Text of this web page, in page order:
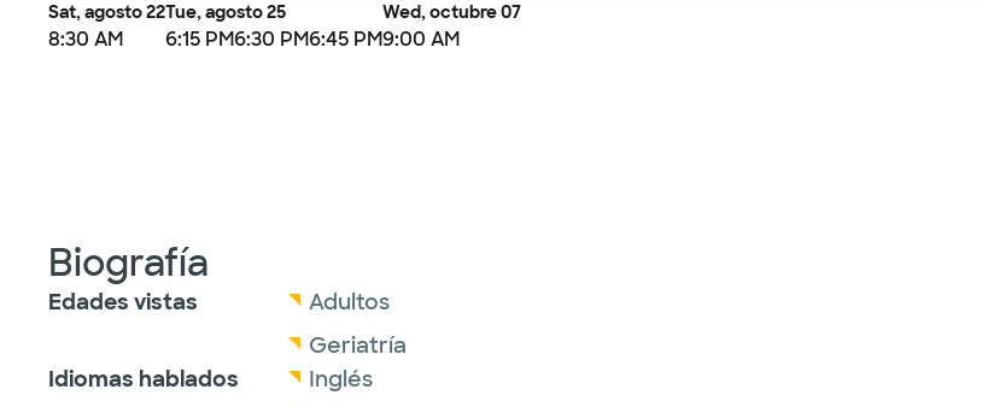
Sat, agosto 22
8:30 AM
Tue, agosto 25
6:15 PM6:30 PM6:45 PM
Wed, octubre 07
9:00 AM
Biografía
Edades vistas
Adultos
Geriatría
Idiomas hablados
Inglés